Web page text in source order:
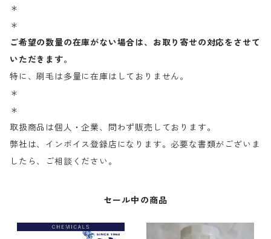
＊
＊
ご希望の数量の在庫がない場合は、お取り寄せの対応をさせて
いただきます。
特に、刷毛は多量に在庫はしておりません。
＊
＊
取扱商品は個人・企業、問わず販売しております。
弊社は、インボイス登録店になります。必要な書類がございま
したら、ご相談ください。
セール中の商品